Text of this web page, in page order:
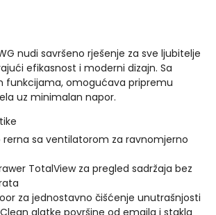
nudi savršeno rješenje za sve ljubitelje
efikasnost i moderni dizajn. Sa
funkcijama, omogućava pripremu
uz minimalan napor.
rerna sa ventilatorom za ravnomjerno
TotalView za pregled sadržaja bez
za jednostavno čišćenje unutrašnjosti
glatke površine od emajla i stakla